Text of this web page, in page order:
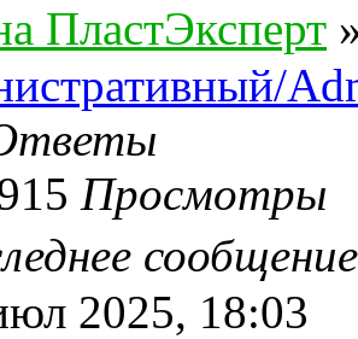
ПластЭксперт
Просмотры
2025, 18:03